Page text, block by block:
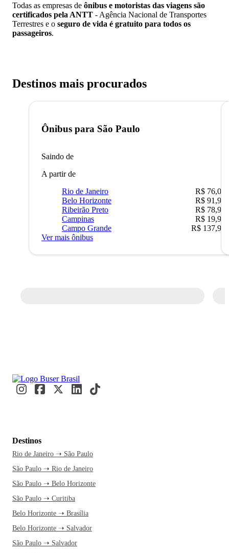
Todas as empresas de ônibus e motoristas das viagens são
certificados pela ANTT - Agência Nacional de Transportes
Terrestres e o seguro de vida é gratuito para todos os
passageiros.
Destinos mais procurados
Ônibus para São Paulo
Saindo de
A partir de
Rio de Janeiro
R$ 76,09
Belo Horizonte
R$ 91,90
Ribeirão Preto
R$ 78,90
Campinas
R$ 19,90
Campo Grande
R$ 137,90
Ver mais ônibus
Destinos
Rio de Janeiro ➝ São Paulo
São Paulo ➝ Rio de Janeiro
São Paulo ➝ Belo Horizonte
São Paulo ➝ Curitiba
Belo Horizonte ➝ Brasília
Belo Horizonte ➝ Salvador
São Paulo ➝ Salvador